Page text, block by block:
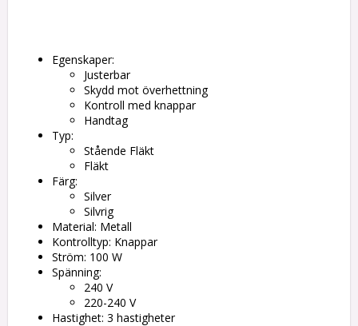
Egenskaper:
Justerbar
Skydd mot överhettning
Kontroll med knappar
Handtag
Typ:
Stående Fläkt
Fläkt
Färg:
Silver
Silvrig
Material: Metall
Kontrolltyp: Knappar
Ström: 100 W
Spänning:
240 V
220-240 V
Hastighet: 3 hastigheter